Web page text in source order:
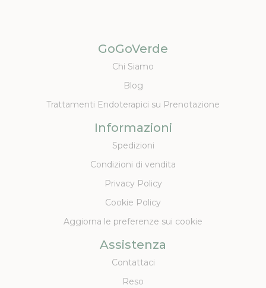
GoGoVerde
Chi Siamo
Blog
Trattamenti Endoterapici su Prenotazione
Informazioni
Spedizioni
Condizioni di vendita
Privacy Policy
Cookie Policy
Aggiorna le preferenze sui cookie
Assistenza
Contattaci
Reso